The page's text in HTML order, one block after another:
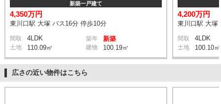
新築一戸建て
4,350万円
東川口駅 大塚 バス16分 停歩10分
間取 4LDK 築年 新築
土地 110.09㎡ 建物 100.19㎡
4,200万円
東川口駅 大塚
間取 4LDK
土地 100.10㎡
広さの近い物件はこちら